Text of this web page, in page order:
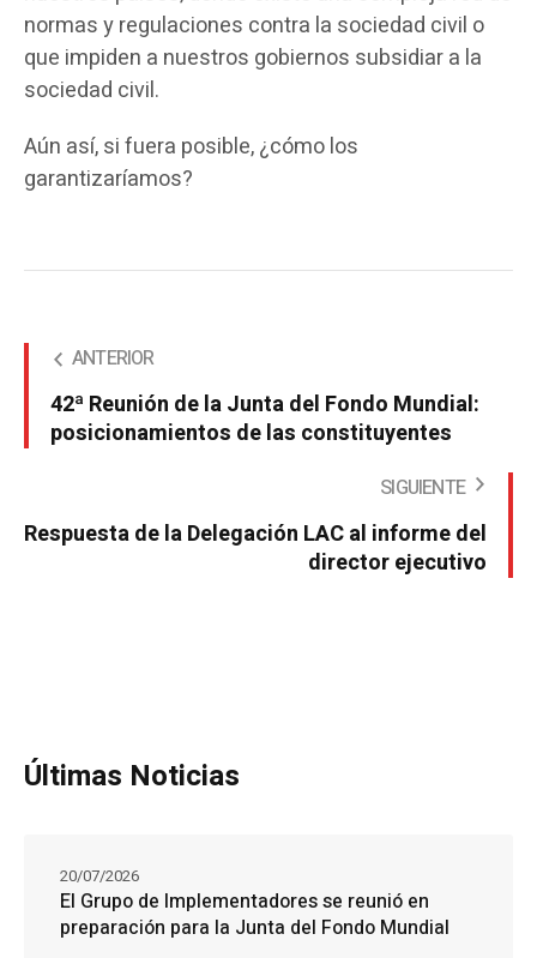
normas y regulaciones contra la sociedad civil o
que impiden a nuestros gobiernos subsidiar a la
sociedad civil.
Aún así, si fuera posible, ¿cómo los
garantizaríamos?
ANTERIOR
42ª Reunión de la Junta del Fondo Mundial:
posicionamientos de las constituyentes
SIGUIENTE
Respuesta de la Delegación LAC al informe del
director ejecutivo
Últimas Noticias
El Grupo de Implementadores se reunió en
preparación para la Junta del Fondo Mundial
20/07/2026